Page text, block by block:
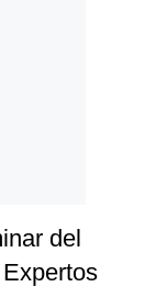
del